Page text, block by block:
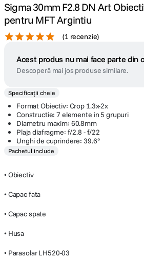
Sigma 30mm F2.8 DN Art
pentru MFT Argintiu
(1 recenzie)
Acest produs nu mai face parte din
Descoperă mai jos produse similare.
Specificații cheie
Format Obiectiv: Crop 1.3x-2x
Constructie: 7 elemente in 5 grupuri
Diametru maxim: 60.8mm
Plaja diafragme: f/2.8 - f/22
Unghi de cuprindere: 39.6°
Pachetul include
• Obiectiv
• Capac fata
• Capac spate
• Husa
• Parasolar LH520-03